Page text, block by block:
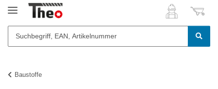
Baustoffe